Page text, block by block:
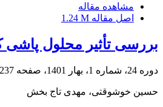
مشاهده مقاله
اصل مقاله 1.24 M
بررسی تأثیر محلول پاشی
دوره 24، شماره 1، بهار 1401، صفحه 237-252
حسین خوشوقتی، مهدی تاج بخش